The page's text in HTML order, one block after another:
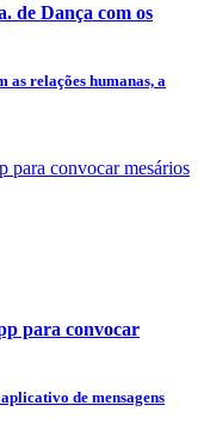
de Dança com os
as relações humanas, a
para convocar
de mensagens